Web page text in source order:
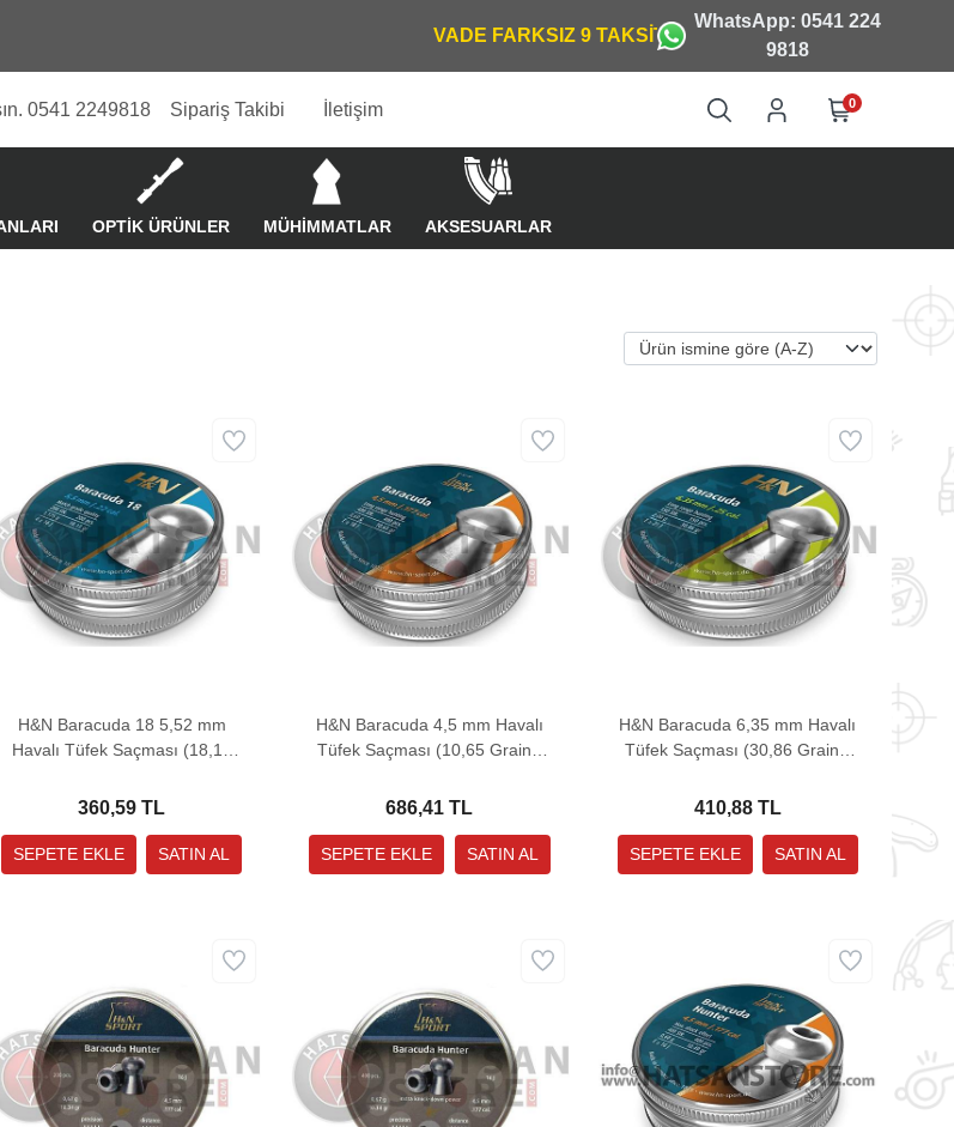
WhatsApp: 0541 224
9818
0541 2249818 Sipariş Takibi İletişim 0
OPTİK ÜRÜNLER MÜHİMMATLAR AKSESUARLAR
H&N Baracuda 18 5,52 mm
Havalı Tüfek Saçması (18,13
360,59 TL
H&N Baracuda 4,5 mm Havalı
Tüfek Saçması (10,65 Grain -
686,41 TL
H&N Baracuda 6,35 mm Havalı
Tüfek Saçması (30,86 Grain -
410,88 TL